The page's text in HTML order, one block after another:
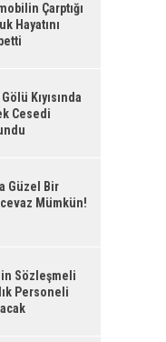
Çarptığı
Hayatını
Kıyısında
Cesedi
Güzel Bir
Mümkün!
Sözleşmeli
Personeli